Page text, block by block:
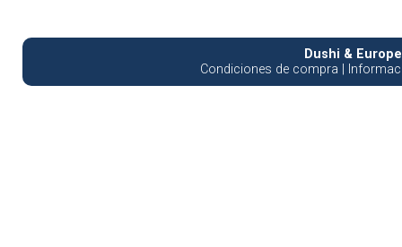
Dushi &
Condiciones de compra